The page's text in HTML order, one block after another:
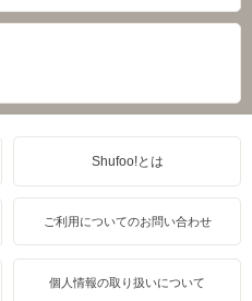
Shufoo!とは
ご利用についてのお問い合わせ
個人情報の取り扱いについて